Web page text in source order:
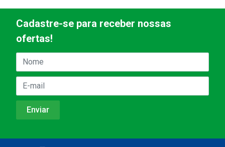
Cadastre-se para receber nossas
ofertas!